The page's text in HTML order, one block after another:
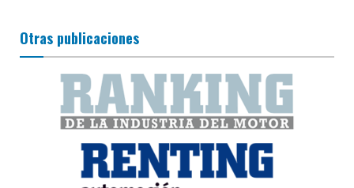
Otras publicaciones